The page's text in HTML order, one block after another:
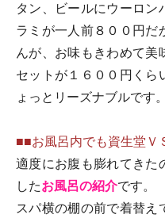
タン、ビールにウーロン
ラミが一人前８００円だ
んが、お味もきわめて美
セットが１６００円くら
ょっとリーズナブルです。
■■お風呂内でも資生堂Ｖ
適度にお腹も膨れてきた
したお風呂の紹介です。
スパ横の棚の前で着替え